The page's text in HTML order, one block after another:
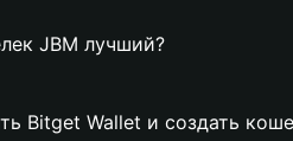
JBM лучший?
Bitget Wallet и создать